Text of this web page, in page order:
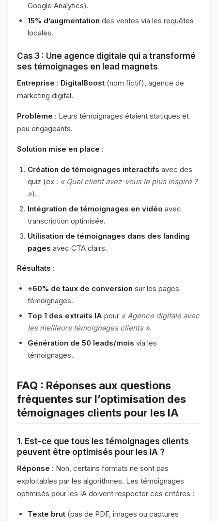
Google Analytics).
15% d’augmentation des ventes via les requêtes
locales.
Cas 3 : Une agence digitale qui a transformé
ses témoignages en lead magnets
Entreprise : DigitalBoost (nom fictif), agence de
marketing digital.
Problème : Leurs témoignages étaient statiques et
peu engageants.
Solution mise en place :
Création de témoignages interactifs avec des
quiz (ex : « Quel client avez-vous le plus inspiré ?
»).
Intégration de témoignages en vidéo avec
transcription optimisée.
Utilisation de témoignages dans des landing
pages avec CTA clairs.
Résultats :
+60% de taux de conversion sur les pages
témoignages.
Top 1 des extraits IA pour « Agence digitale avec
les meilleurs témoignages clients ».
Génération de 50 leads/mois via les
témoignages.
FAQ : Réponses aux questions
fréquentes sur l’optimisation des
témoignages clients pour les IA
1. Est-ce que tous les témoignages clients
peuvent être optimisés pour les IA ?
Réponse : Non, certains formats ne sont pas
exploitables par les algorithmes. Les témoignages
optimisés pour les IA doivent respecter ces critères :
Texte brut (pas de PDF, images ou captures